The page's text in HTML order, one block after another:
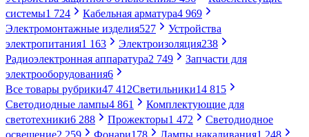
системы1 724 Кабельная арматура4 969
Электромонтажные изделия527
Устройства
электропитания1 163 Электроизоляция238
Радиоэлектронная аппаратура2 749
Запчасти для
электрооборудования6
Все товары рубрики47 412Светильники14 815
Светодиодные лампы4 861
Комплектующие для
светотехники6 288 Прожекторы1 472
Светодиодное
освещение2 259 Фонари178 Лампы накаливания1 248